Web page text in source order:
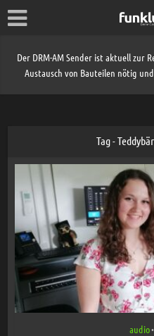
Der DRM-AM Sender ist aktuell zur
Austausch von Bauteilen nötig
Tag -
audio•